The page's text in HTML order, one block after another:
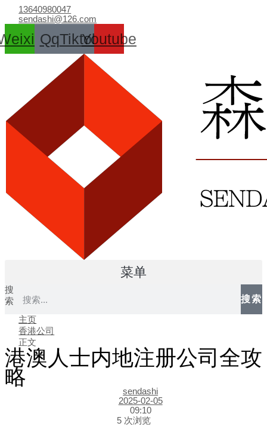
容
13640980047
sendashi@126.com
QqTiktokYoutube
菜单
搜
索
搜索
主页
香港公司
正文
港澳人士内地注册公司全攻
略
sendashi
2025-02-05
09:10
5 次浏览